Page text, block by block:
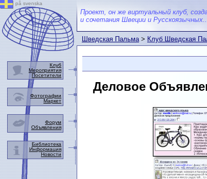
Проект, он же виртуальный клуб,
и сочетания Швеции и
Шведская Пальма>Клуб Шведская
Деловое
på svenska
Клуб
Мероприятия
Посетители
Фотографии
Маркет
Форум
Объявления
Библиотека
Информация
Новости